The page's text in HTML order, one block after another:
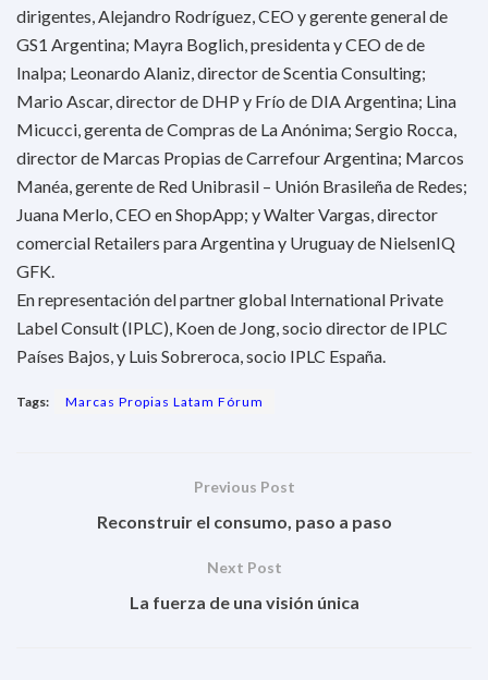
dirigentes, Alejandro Rodríguez, CEO y gerente general de
GS1 Argentina; Mayra Boglich, presidenta y CEO de de
Inalpa; Leonardo Alaniz, director de Scentia Consulting;
Mario Ascar, director de DHP y Frío de DIA Argentina; Lina
Micucci, gerenta de Compras de La Anónima; Sergio Rocca,
director de Marcas Propias de Carrefour Argentina; Marcos
Manéa, gerente de Red Unibrasil – Unión Brasileña de Redes;
Juana Merlo, CEO en ShopApp; y Walter Vargas, director
comercial Retailers para Argentina y Uruguay de NielsenIQ
GFK.
En representación del partner global International Private
Label Consult (IPLC), Koen de Jong, socio director de IPLC
Países Bajos, y Luis Sobreroca, socio IPLC España.
Tags: Marcas Propias Latam Fórum
Previous Post
Reconstruir el consumo, paso a paso
Next Post
La fuerza de una visión única